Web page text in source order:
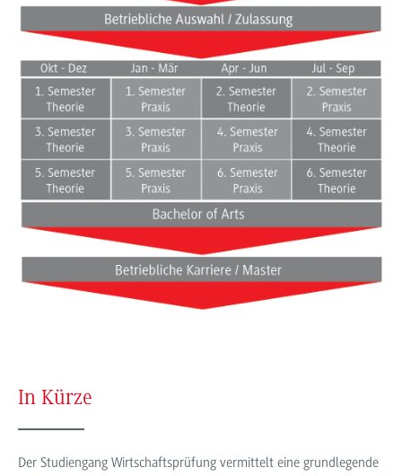
In Kürze
Der Studiengang Wirtschaftsprüfung vermittelt eine grundlegende